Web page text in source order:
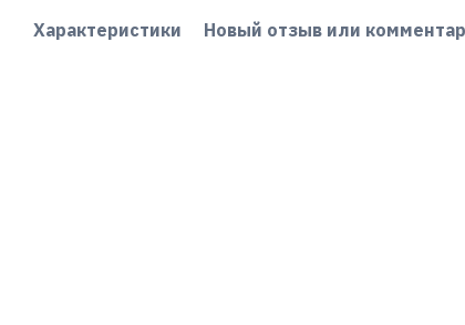
Характеристики Новый отзыв или